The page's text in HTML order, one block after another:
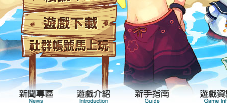
新聞專區 遊戲介紹
遊
社